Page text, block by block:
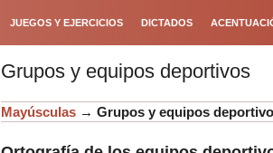
JUEGOS Y EJERCICIOS DICTADOS
Grupos y equipos deportivos
Mayúsculas → Grupos y equipos